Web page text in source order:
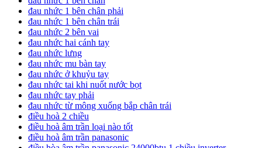
đau nhức 1 bên chân phải
đau nhức 1 bên chân trái
đau nhức 2 bên vai
đau nhức hai cánh tay
đau nhức lưng
đau nhức mu bàn tay
đau nhức ở khuỷu tay
đau nhức tai khi nuốt nước bọt
đau nhức tay phải
đau nhức từ mông xuống bắp chân trái
điều hoà 2 chiều
điều hoà âm trần loại nào tốt
điều hoà âm trần panasonic